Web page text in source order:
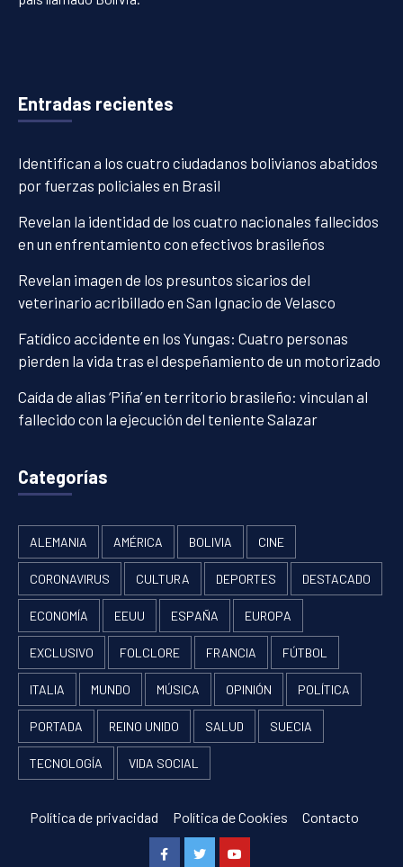
Entradas recientes
Identifican a los cuatro ciudadanos bolivianos abatidos
por fuerzas policiales en Brasil
Revelan la identidad de los cuatro nacionales fallecidos
en un enfrentamiento con efectivos brasileños
Revelan imagen de los presuntos sicarios del
veterinario acribillado en San Ignacio de Velasco
Fatídico accidente en los Yungas: Cuatro personas
pierden la vida tras el despeñamiento de un motorizado
Caída de alias ‘Piña’ en territorio brasileño: vinculan al
fallecido con la ejecución del teniente Salazar
Categorías
ALEMANIA AMÉRICA BOLIVIA CINE
CORONAVIRUS CULTURA DEPORTES DESTACADO
ECONOMÍA EEUU ESPAÑA EUROPA
EXCLUSIVO FOLCLORE FRANCIA FÚTBOL
ITALIA MUNDO MÚSICA OPINIÓN POLÍTICA
PORTADA REINO UNIDO SALUD SUECIA
TECNOLOGÍA VIDA SOCIAL
Política de privacidad Política de Cookies Contacto
FacebookTwitterYoutube